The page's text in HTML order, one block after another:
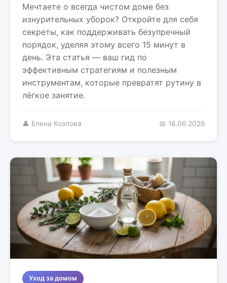
Мечтаете о всегда чистом доме без
изнурительных уборок? Откройте для себя
секреты, как поддерживать безупречный
порядок, уделяя этому всего 15 минут в
день. Эта статья — ваш гид по
эффективным стратегиям и полезным
инструментам, которые превратят рутину в
лёгкое занятие.
👤 Елена Козлова 📅 18.06.2026
Уход за домом